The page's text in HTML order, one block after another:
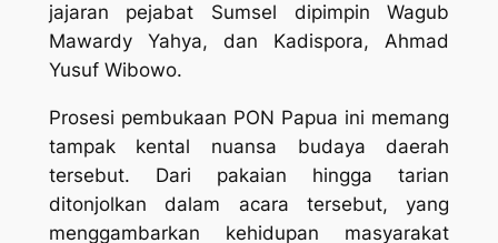
jajaran pejabat Sumsel dipimpin Wagub
Mawardy Yahya, dan Kadispora, Ahmad
Yusuf Wibowo.
Prosesi pembukaan PON Papua ini memang
tampak kental nuansa budaya daerah
tersebut. Dari pakaian hingga tarian
ditonjolkan dalam acara tersebut, yang
menggambarkan kehidupan masyarakat